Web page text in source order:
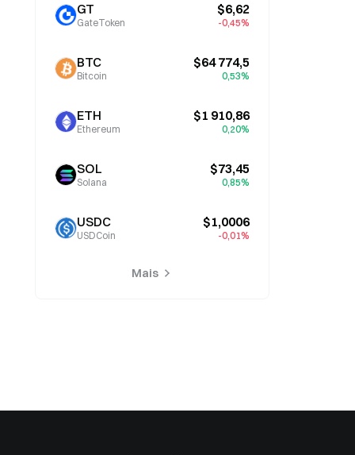
GT
GateToken
$6,62
-0,45%
BTC
Bitcoin
$64 774,5
0,53%
ETH
Ethereum
$1 910,86
0,20%
SOL
Solana
$73,45
0,85%
USDC
USDCoin
$1,0006
-0,01%
Mais